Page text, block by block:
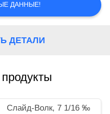
ДАННЫЕ!
ДЕТАЛИ
Слайд-Волк, 7 1/16 ‰